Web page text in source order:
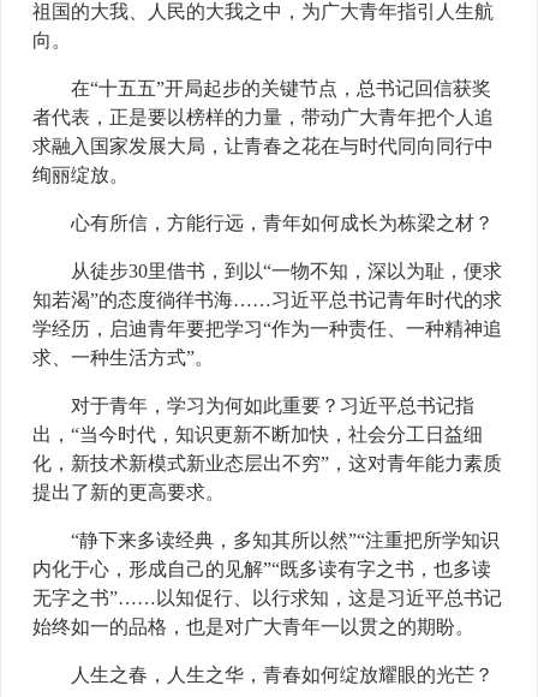
祖国的大我、人民的大我之中，为广大青年指引人生航
向。
在“十五五”开局起步的关键节点，总书记回信获奖
者代表，正是要以榜样的力量，带动广大青年把个人追
求融入国家发展大局，让青春之花在与时代同向同行中
绚丽绽放。
心有所信，方能行远，青年如何成长为栋梁之材？
从徒步30里借书，到以“一物不知，深以为耻，便求
知若渴”的态度徜徉书海……习近平总书记青年时代的求
学经历，启迪青年要把学习“作为一种责任、一种精神追
求、一种生活方式”。
对于青年，学习为何如此重要？习近平总书记指
出，“当今时代，知识更新不断加快，社会分工日益细
化，新技术新模式新业态层出不穷”，这对青年能力素质
提出了新的更高要求。
“静下来多读经典，多知其所以然”“注重把所学知识
内化于心，形成自己的见解”“既多读有字之书，也多读
无字之书”……以知促行、以行求知，这是习近平总书记
始终如一的品格，也是对广大青年一以贯之的期盼。
人生之春，人生之华，青春如何绽放耀眼的光芒？